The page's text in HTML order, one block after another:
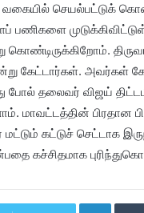
செயல்​பட்டுக்
பணிகளை
கொண்டிருக்​கிறோம்.
கேட்டார்கள். அவர்கள்
தலைவர் விஜய்
மாவட்​டத்தின் பிரதான
கட்டுச் செட்டாக
கச்சிதமாக
LinkedIn